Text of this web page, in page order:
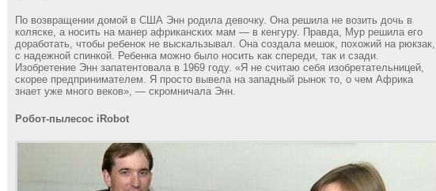
По возвращении домой в США Энн родила девочку. Она решила не возить дочь в
коляске, а носить на манер африканских мам — в кенгуру. Правда, Мур решила его
доработать, чтобы ребенок не выскальзывал. Она создала мешок, похожий на рюкзак,
с надежной спинкой. Ребенка можно было носить как спереди, так и сзади.
Изобретение Энн запатентовала в 1969 году. «Я не считаю себя изобретательницей,
скорее предпринимателем. Я просто вывела на западный рынок то, о чем Африка
знает уже много веков», — скромничала Энн.
Робот-пылесос iRobot